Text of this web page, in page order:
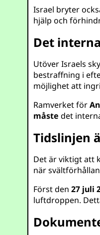
Israel bryter
hjälp och
Det
Utöver Israels
bestraffning i
möjlighet att
Ramverket för
måste det
Tidslinjen
Det är viktigt att
när
Först den27 juli
luftdroppen.